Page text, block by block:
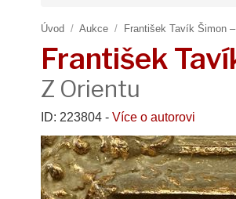
Úvod / Aukce / František Tavík Šimon
František
Z Orientu
ID: 223804 - Více o autorovi